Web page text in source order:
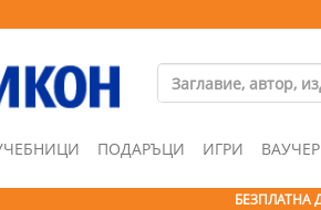
ПОДАРЪЦИ ИГРИ
БЕЗПЛАТНА